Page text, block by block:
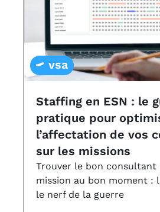
vsa
Staffing en ESN : le
pratique pour
l’affectation de vos
sur les missions
Trouver le bon consultant
mission au bon moment :
le nerf de la guerre